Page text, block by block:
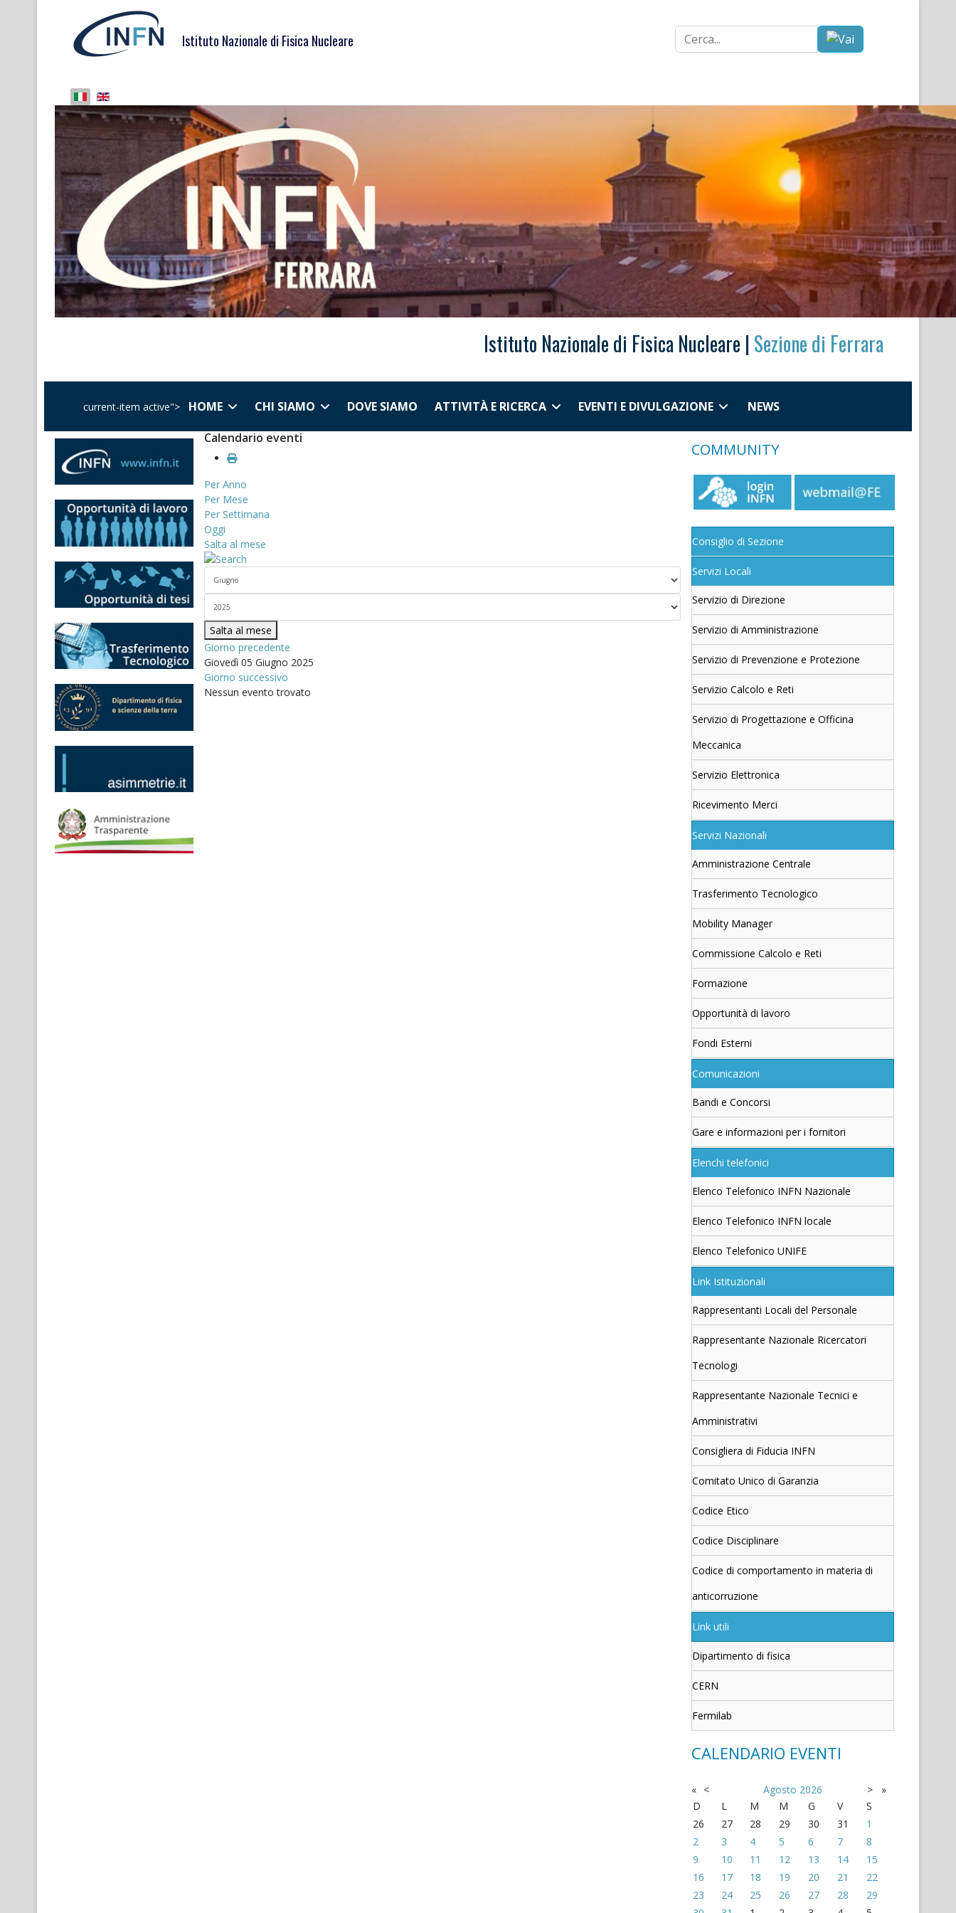
Istituto Nazionale di Fisica Nucleare
Seleziona la tua lingua
Cerca...
Istituto Nazionale di Fisica Nucleare | Sezione di Ferrara
current-item active"> HOME CHI SIAMO DOVE SIAMO ATTIVITÀ E RICERCA EVENTI E DIVULGAZIONE
NEWS
Calendario eventi
Per Anno
Per Mese
Per Settimana
Oggi
Salta al mese
Salta al mese
Giorno precedente
Giovedì 05 Giugno 2025
Giorno successivo
Nessun evento trovato
COMMUNITY
Consiglio di Sezione
Servizi Locali
Servizio di Direzione
Servizio di Amministrazione
Servizio di Prevenzione e Protezione
Servizio Calcolo e Reti
Servizio di Progettazione e Officina
Meccanica
Servizio Elettronica
Ricevimento Merci
Servizi Nazionali
Amministrazione Centrale
Trasferimento Tecnologico
Mobility Manager
Commissione Calcolo e Reti
Formazione
Opportunità di lavoro
Fondi Esterni
Comunicazioni
Bandi e Concorsi
Gare e informazioni per i fornitori
Elenchi telefonici
Elenco Telefonico INFN Nazionale
Elenco Telefonico INFN locale
Elenco Telefonico UNIFE
Link Istituzionali
Rappresentanti Locali del Personale
Rappresentante Nazionale Ricercatori
Tecnologi
Rappresentante Nazionale Tecnici e
Amministrativi
Consigliera di Fiducia INFN
Comitato Unico di Garanzia
Codice Etico
Codice Disciplinare
Codice di comportamento in materia di
anticorruzione
Link utili
Dipartimento di fisica
CERN
Fermilab
CALENDARIO EVENTI
« < Agosto 2026 >
»
D
L M M G V
S
26
27 28 29 30 31
1
2
3 4 5 6 7
8
9
10 11 12 13 14
15
16
17 18 19 20 21
22
23
24 25 26 27 28
29